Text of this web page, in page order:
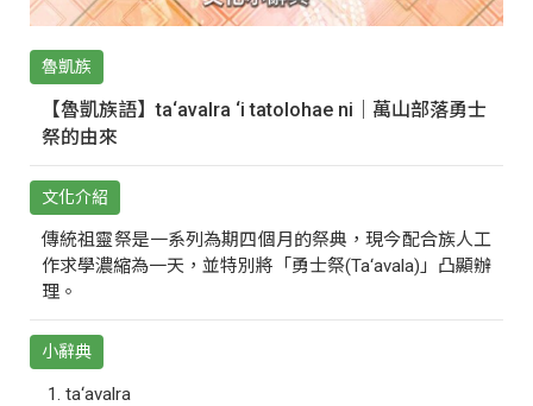
魯凱族
【魯凱族語】ta‘avalra ‘i tatolohae ni｜萬山部落勇士
祭的由來
文化介紹
傳統祖靈祭是一系列為期四個月的祭典，現今配合族人工
作求學濃縮為一天，並特別將「勇士祭(Ta‘avala)」凸顯辦
理。
小辭典
ta‘avalra